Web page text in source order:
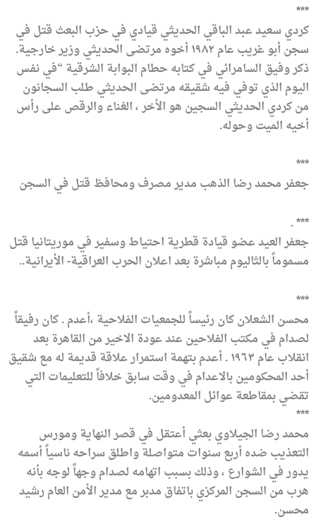
***
كردي سعيد عبد الباقي الحديثي قيادي في حزب البعث قتل في
سجن أبو غريب عام ١٩٨٢ أخوه مرتضى الحديثي وزير خارجية.
ذكر وفيق السامرائي في كتابه حطام البوابة الشرقية “في نفس
اليوم الذي توفي فيه شقيقه مرتضى الحديثي طلب السجانون
من كردي الحديثي السجين هو الأخر ، الغناء والرقص على رأس
أخيه الميت وحوله.
***
جعفر محمد رضا الذهب مدير مصرف ومحافظ قتل في السجن
*** .
جعفر العيد عضو قيادة قطرية احتياط وسفير في موريتانيا قتل
مسموماً بالثاليوم مباشرة بعد اعلان الحرب العراقية- الأيرانية..
***
محسن الشعلان كان رئيساً للجمعيات الفلاحية ،أعدم . كان رفيقاً
لصدام في مكتب الفلاحين عند عودة الاخير من القاهرة بعد
انقلاب عام ١٩٦٣ . أعدم بتهمة استمرار علاقة قديمة له مع شقيق
أحد المحكومين بالاعدام في وقت سابق خلافاً للتعليمات التي
تقضي بمقاطعة عوائل المعدومين.
***
محمد رضا الجيلاوي بعثي أعتقل في قصر النهاية ومورس
التعذيب ضده أربع سنوات متواصلة واطلق سراحه ناسياً أسمه
يدور في الشوارع ، وذلك بسبب اتهامه لصدام وجهاً لوجه بأنه
هرب من السجن المركزي باتفاق مدبر مع مدير الأمن العام رشيد
محسن.